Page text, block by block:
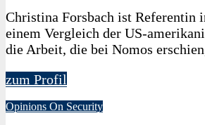
Christina Forsbach ist Referentin
einem Vergleich der US-
die Arbeit, die bei Nomos
zum Profil
Opinions On Security